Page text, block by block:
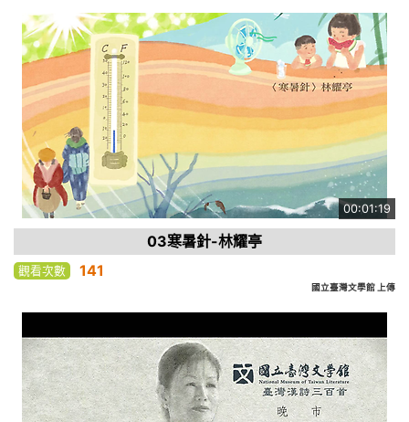
00:01:19
03寒暑針-林耀亭
觀看次數 141
國立臺灣文學館 上傳